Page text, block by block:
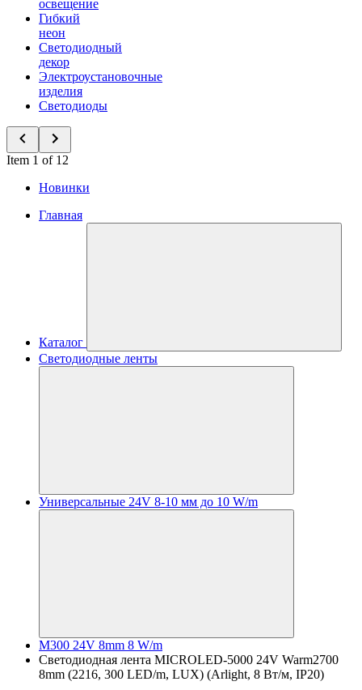
освещение
Гибкий
неон
Светодиодный
декор
Электроустановочные
изделия
Светодиоды
Item 1 of 12
Новинки
Главная
Каталог
Светодиодные ленты
Универсальные 24V 8-10 мм до 10 W/m
M300 24V 8mm 8 W/m
Светодиодная лента MICROLED-5000 24V Warm2700
8mm (2216, 300 LED/m, LUX) (Arlight, 8 Вт/м, IP20)